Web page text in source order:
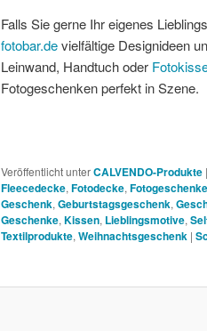
Falls Sie gerne Ihr eigenes
fotobar.devielfältige Designideen
Leinwand, Handtuch oder
Fotogeschenken perfekt in Szene.
Veröffentlicht unterCALVENDO-Produkte |
Fleecedecke, Fotodecke, Fotogeschenke
Geschenk, Geburtstagsgeschenk,
Geschenke, Kissen, Lieblingsmotive,
Textilprodukte, Weihnachtsgeschenk |